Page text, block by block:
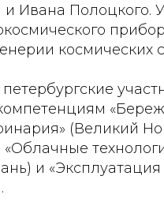
Ивана Полоцкого.
космических
(Великий
и